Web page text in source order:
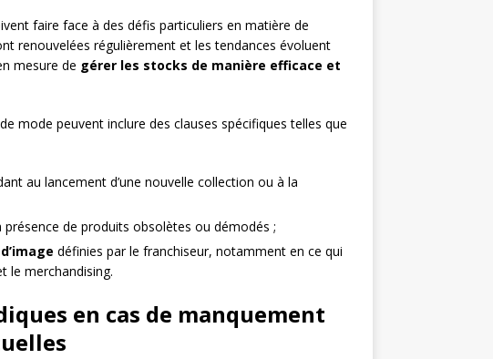
faire face à des défis particuliers en matière de
renouvelées régulièrement et les tendances évoluent
mesure de gérer les stocks de manière efficace et
mode peuvent inclure des clauses spécifiques telles que
au lancement d’une nouvelle collection ou à la
présence de produits obsolètes ou démodés ;
définies par le franchiseur, notamment en ce qui
le merchandising.
en cas de manquement